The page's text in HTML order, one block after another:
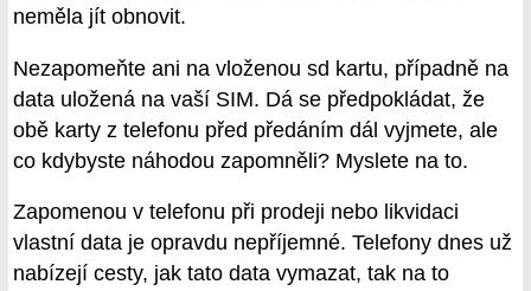
neměla jít obnovit.
Nezapomeňte ani na vloženou sd kartu, případně na
data uložená na vaší SIM. Dá se předpokládat, že
obě karty z telefonu před předáním dál vyjmete, ale
co kdybyste náhodou zapomněli? Myslete na to.
Zapomenou v telefonu při prodeji nebo likvidaci
vlastní data je opravdu nepříjemné. Telefony dnes už
nabízejí cesty, jak tato data vymazat, tak na to